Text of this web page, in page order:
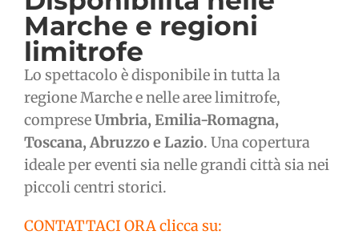
Marche e regioni
limitrofe
Lo spettacolo è disponibile in tutta la
regione Marche e nelle aree limitrofe,
compreseUmbria, Emilia-Romagna,
Toscana, Abruzzo e Lazio. Una copertura
ideale per eventi sia nelle grandi città sia nei
piccoli centri storici.
CONTATTACI ORA clicca su: